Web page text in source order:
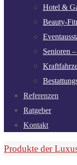
Hotel &
Beauty-
Senioren
Referenzen
Ratgeber
Kontakt
Start
Produkte der